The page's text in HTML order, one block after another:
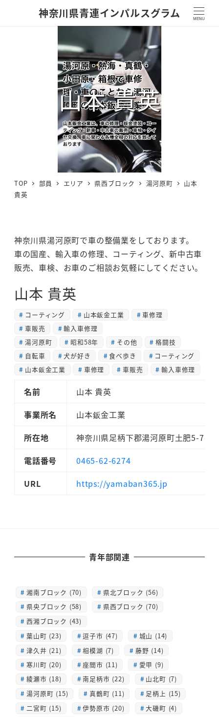
神奈川県青連インパルスグラム MENU
山本 貴英
TOP 部員 エリア 県西ブロック 湯河原町
山本
貴英
神奈川県湯河原町で車の整備業をしております。
車の国産、輸入車の修理、コーティング、新中古車
販売、車検、お車のご相談お気軽にしてください。
山本 貴英
コーティング 山本鈑金工業
車修理
車販売
輸入車修理
湯河原町
昭和58年 その他
格闘技
自転車
犬が好き 食べ歩き
コーティング
山本鈑金工業
車修理 車販売 輸入車修理
名前
山本 貴英
事業所名
山本鈑金工業
所在地
神奈川県足柄下郡湯河原町土肥5-7-5
電話番号
0465-62-6274
URL
https://yamaban365.jp
青年部関連
湘南ブロック (70)
県北ブロック (56)
県央ブロック (58)
県西ブロック (70)
西湘ブロック (43)
葉山町 (23)
逗子市 (47)
城山 (14)
津久井 (21)
相模湖 (7)
藤野 (14)
寒川町 (20)
座間市 (11)
愛甲 (9)
綾瀬市 (18)
南足柄市 (22)
山北町 (7)
湯河原町 (15)
真鶴町 (11)
足柄上 (15)
二宮町 (15)
伊勢原市 (20)
大磯町 (4)